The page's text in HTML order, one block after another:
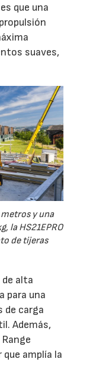
que una
suaves,
y una
la HS21EPRO
de tijeras
alta
para una
de carga
Además,
amplía la